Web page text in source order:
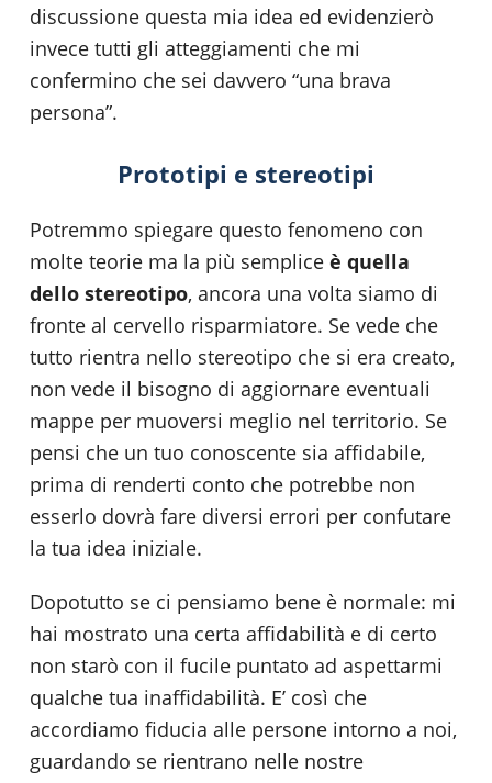
discussione questa mia idea ed evidenzierò
invece tutti gli atteggiamenti che mi
confermino che sei davvero “una brava
persona”.
Prototipi e stereotipi
Potremmo spiegare questo fenomeno con
molte teorie ma la più semplice è quella
dello stereotipo, ancora una volta siamo di
fronte al cervello risparmiatore. Se vede che
tutto rientra nello stereotipo che si era creato,
non vede il bisogno di aggiornare eventuali
mappe per muoversi meglio nel territorio. Se
pensi che un tuo conoscente sia affidabile,
prima di renderti conto che potrebbe non
esserlo dovrà fare diversi errori per confutare
la tua idea iniziale.
Dopotutto se ci pensiamo bene è normale: mi
hai mostrato una certa affidabilità e di certo
non starò con il fucile puntato ad aspettarmi
qualche tua inaffidabilità. E’ così che
accordiamo fiducia alle persone intorno a noi,
guardando se rientrano nelle nostre